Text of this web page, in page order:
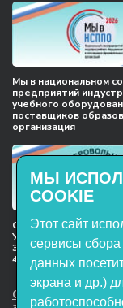
Мы в национальном
предприятий
учебного
поставщиков
организация
Сертификат
Учебное
ЭнергияЛаб ТУ
47627947–2021
ООО НТП
МЫ
COOKIE
Этот сайт
сервисы сбора
данных
экрана и др.)